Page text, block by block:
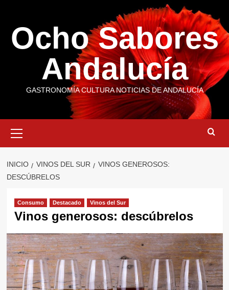
contenido
Ocho Sabores
Andalucía
GASTRONOMÍA CULTURA NOTICIAS DE ANDALUCÍA
primario
INICIO VINOS DEL SUR
VINOS GENEROSOS:
DESCÚBRELOS
Consumo Destacado Vinos del Sur
Vinos generosos: descúbrelos